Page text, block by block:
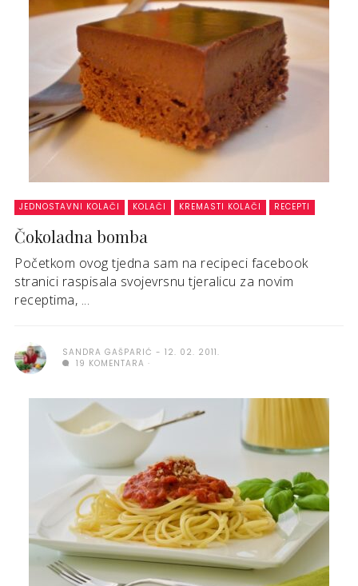
JEDNOSTAVNI KOLAČI KOLAČI KREMASTI KOLAČI RECEPTI
Čokoladna bomba
Početkom ovog tjedna sam na recipeci facebook
stranici raspisala svojevrsnu tjeralicu za novim
receptima, ...
SANDRA GAŠPARIĆ
12. 02. 2011.
19 KOMENTARA